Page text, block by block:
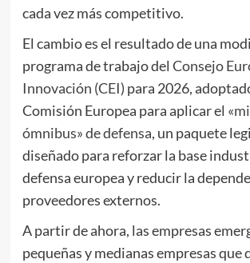
cada vez más competitivo.
El cambio es el resultado de una
programa de trabajo del Consejo
Innovación (CEI) para 2026,
Comisión Europea para aplicar el
ómnibus» de defensa, un paquete
diseñado para reforzar la base
defensa europea y reducir la
proveedores externos.
A partir de ahora, las empresas
pequeñas y medianas empresas que